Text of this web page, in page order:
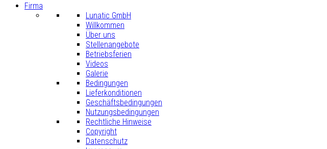
Firma
Lunatic GmbH
Willkommen
Über uns
Stellenangebote
Betriebsferien
Videos
Galerie
Bedingungen
Lieferkonditionen
Geschäftsbedingungen
Nutzungsbedingungen
Rechtliche Hinweise
Copyright
Datenschutz